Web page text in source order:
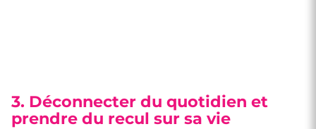
3. Déconnecter du quotidien et
prendre du recul sur sa vie